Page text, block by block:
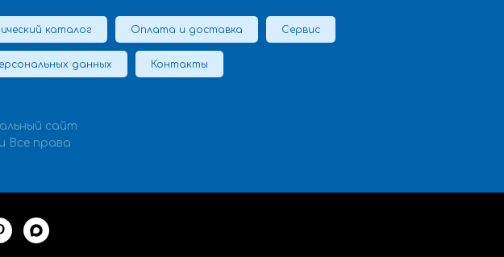
каталог Оплата и доставка Сервис
данных Контакты
сайт
Все права